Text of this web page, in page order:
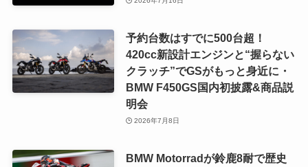
予約台数はすでに500台超！
420cc新設計エンジンと“握らない
クラッチ”でGSがもっと身近に・
BMW F450GS国内初披露&商品説
明会
2026年7月8日
BMW Motorradが鈴鹿8耐で歴史